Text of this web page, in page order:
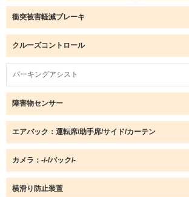
衝突被害軽減ブレーキ
クルーズコントロール
パーキングアシスト
障害物センサー
エアバック：運転席/助手席/サイド/カーテン
カメラ：-/-/バック/-
横滑り防止装置